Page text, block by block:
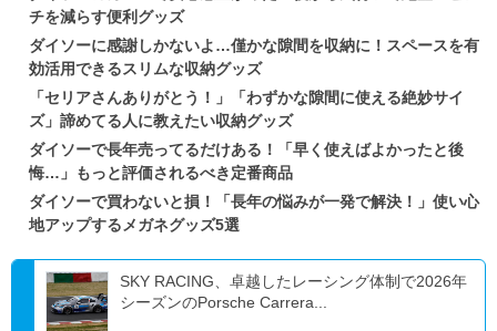
チを減らす便利グッズ
ダイソーに感謝しかないよ…僅かな隙間を収納に！スペースを有
効活用できるスリムな収納グッズ
「セリアさんありがとう！」「わずかな隙間に使える絶妙サイ
ズ」諦めてる人に教えたい収納グッズ
ダイソーで長年売ってるだけある！「早く使えばよかったと後
悔…」もっと評価されるべき定番商品
ダイソーで買わないと損！「長年の悩みが一発で解決！」使い心
地アップするメガネグッズ5選
SKY RACING、卓越したレーシング体制で2026年
シーズンのPorsche Carrera...